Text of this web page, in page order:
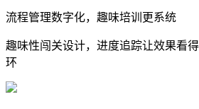
流程管理数字化，趣味培训更系统
趣味性闯关设计，进度追踪让效果看
环